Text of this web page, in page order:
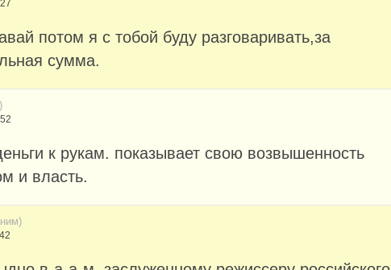
потом я с тобой буду разговаривать,за
сумма.
к рукам. показывает свою возвышенность
и власть.